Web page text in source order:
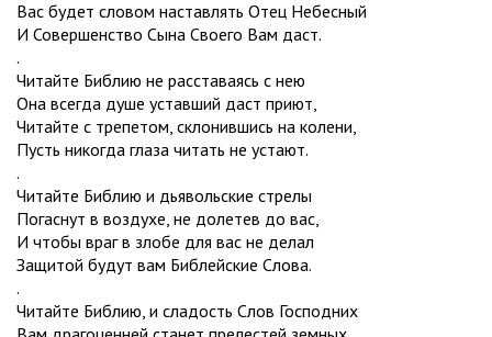
Вас будет словом наставлять Отец Небесный
И Совершенство Сына Своего Вам даст.
.
Читайте Библию не расставаясь с нею
Она всегда душе уставший даст приют,
Читайте с трепетом, склонившись на колени,
Пусть никогда глаза читать не устают.
.
Читайте Библию и дьявольские стрелы
Погаснут в воздухе, не долетев до вас,
И чтобы враг в злобе для вас не делал
Защитой будут вам Библейские Слова.
.
Читайте Библию, и сладость Слов Господних